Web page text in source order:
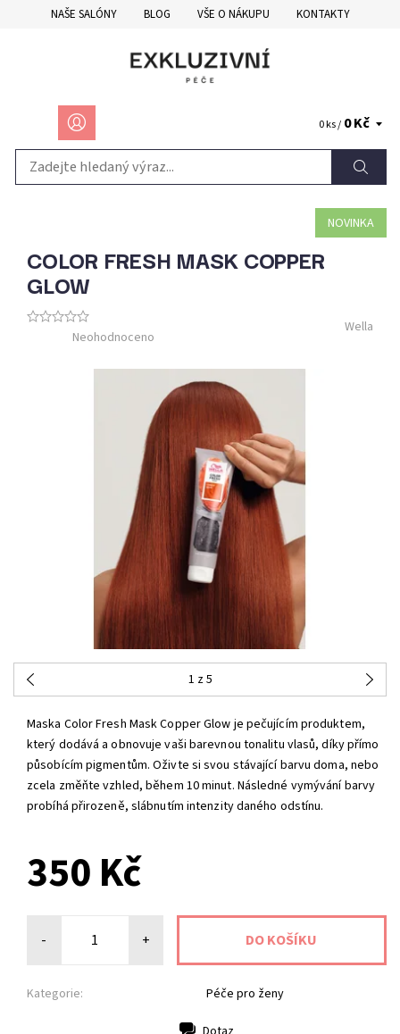
NAŠE SALÓNY BLOG VŠE O NÁKUPU KONTAKTY
0 ks / 0 Kč
NOVINKA
COLOR FRESH MASK COPPER
GLOW
Neohodnoceno
Wella
1 z 5
Maska Color Fresh Mask Copper Glow je pečujícím produktem,
který dodává a obnovuje vaši barevnou tonalitu vlasů, díky přímo
působícím pigmentům. Oživte si svou stávající barvu doma, nebo
zcela změňte vzhled, během 10 minut. Následné vymývání barvy
probíhá přirozeně, slábnutím intenzity daného odstínu.
350 Kč
- +
Kategorie: Péče pro ženy